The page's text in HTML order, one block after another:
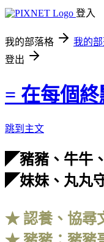
登入
我的部落格 我的
登出
= 在每個
跳到主文
◤豬豬、牛牛
◤妹妹、丸丸
★ 認養、協尋